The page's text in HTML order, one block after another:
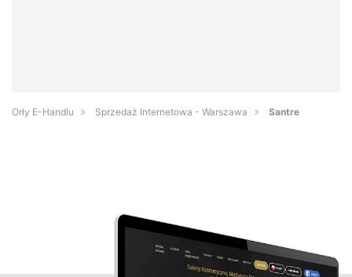
Orły E-Handlu Sprzedaż Internetowa - Warszawa Santre